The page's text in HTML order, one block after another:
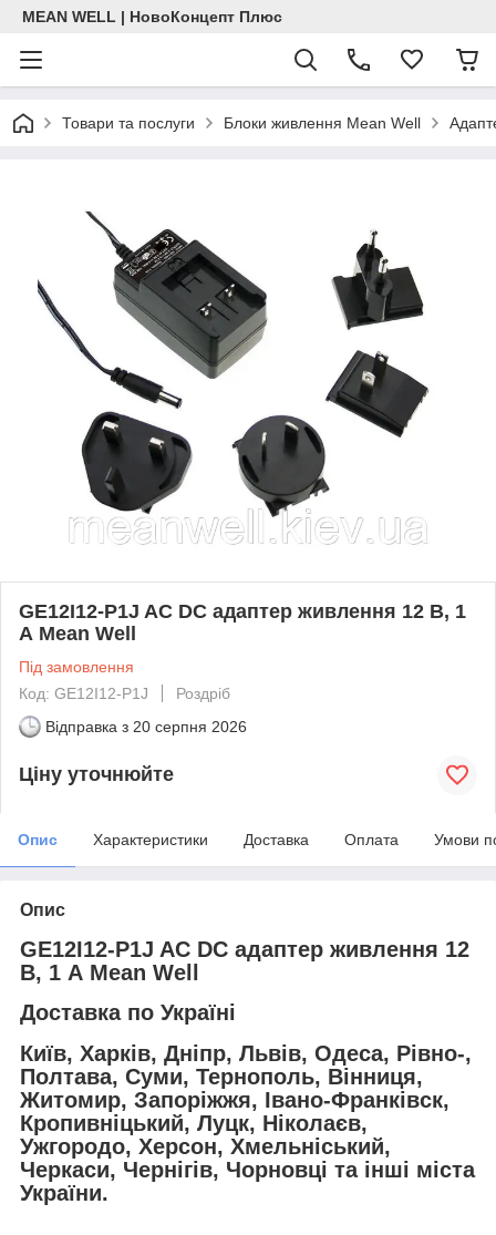
MEAN WELL | НовоКонцепт Плюс
Товари та послуги Блоки живлення Mean Well
GE12I12-P1J AC DC адаптер живлення 12 В, 1
А Mean Well
Під замовлення
Код: GE12I12-P1J
Роздріб
Відправка з 20 серпня 2026
Ціну уточнюйте
Опис Характеристики Доставка Оплата Умови
Опис
GE12I12-P1J AC DC адаптер живлення 12
В, 1 А Mean Well
Доставка по Україні
Київ, Харків, Дніпр, Львів, Одеса, Рівно-,
Полтава, Суми, Тернополь, Вінниця,
Житомир, Запоріжжя, Івано-Франківск,
Кропивніцький, Луцк, Ніколаєв,
Ужгородо, Херсон, Хмельніський,
Черкаси, Чернігів, Чорновці та інші міста
України.